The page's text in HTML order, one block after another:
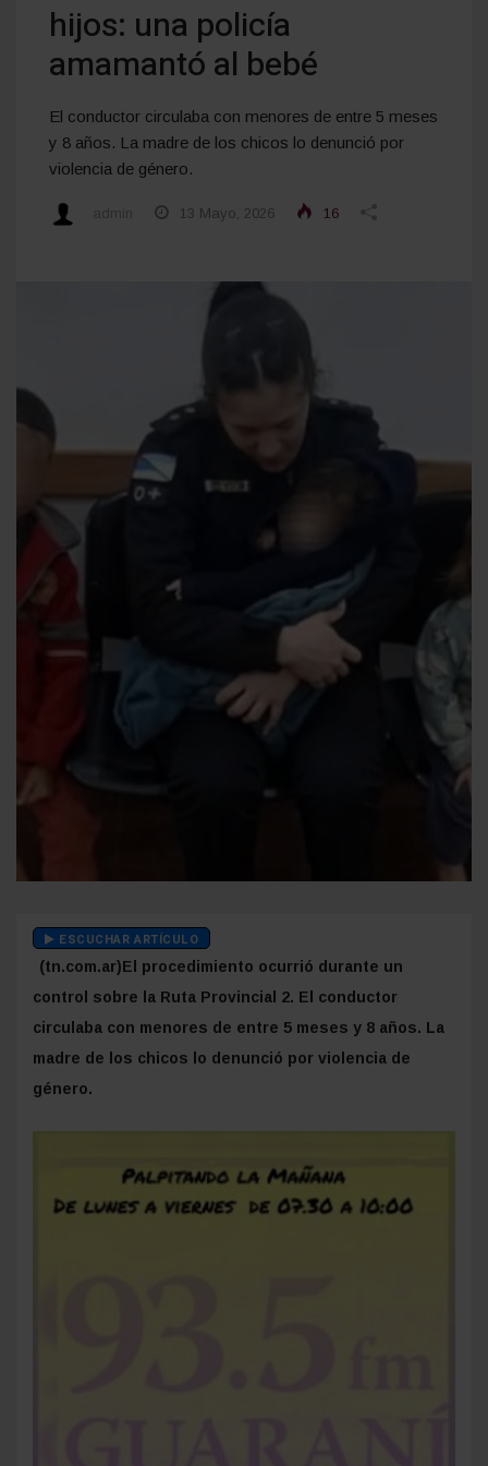
hijos: una policía
amamantó al bebé
El conductor circulaba con menores de entre 5 meses
y 8 años. La madre de los chicos lo denunció por
violencia de género.
13 Mayo, 2026 16
ESCUCHAR ARTÍCULO
(tn.com.ar)El procedimiento ocurrió durante un
control sobre la Ruta Provincial 2. El conductor
circulaba con menores de entre 5 meses y 8 años. La
madre de los chicos lo denunció por violencia de
género.